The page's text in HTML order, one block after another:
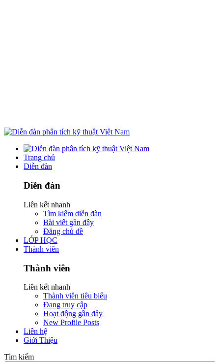
Trang chủ
Diễn đàn
Diễn đàn
Liên kết nhanh
Tìm kiếm diễn đàn
Bài viết gần đây
Đăng chủ đề
LỚP HỌC
Thành viên
Thành viên
Liên kết nhanh
Thành viên tiêu biểu
Đang truy cập
Hoạt động gần đây
New Profile Posts
Liên hệ
Giới Thiệu
Tìm kiếm